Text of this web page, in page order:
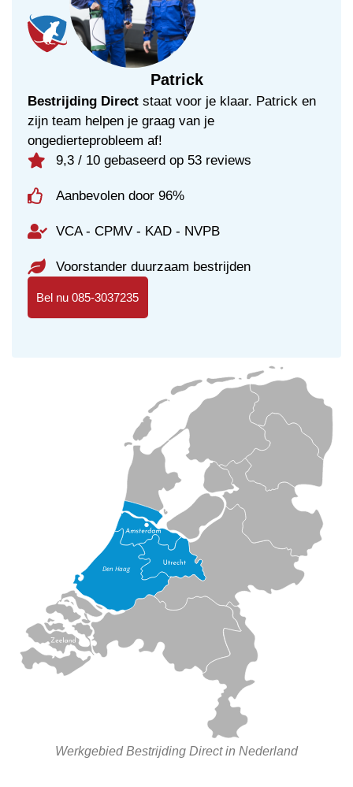
Patrick
Bestrijding Direct staat voor je klaar. Patrick en
zijn team helpen je graag van je
ongedierteprobleem af!
9,3 / 10 gebaseerd op 53 reviews
Aanbevolen door 96%
VCA - CPMV - KAD - NVPB
Voorstander duurzaam bestrijden
Bel nu 085-3037235
Werkgebied Bestrijding Direct in Nederland